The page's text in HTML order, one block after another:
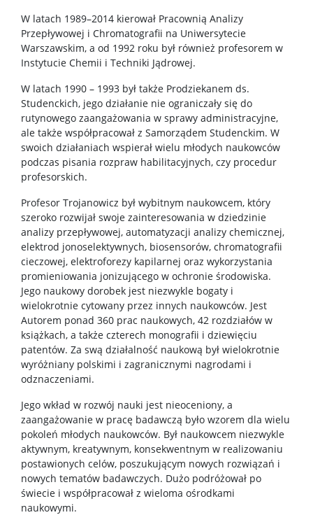
W latach 1989–2014 kierował Pracownią Analizy
Przepływowej i Chromatografii na Uniwersytecie
Warszawskim, a od 1992 roku był również profesorem w
Instytucie Chemii i Techniki Jądrowej.
W latach 1990 – 1993 był także Prodziekanem ds.
Studenckich, jego działanie nie ograniczały się do
rutynowego zaangażowania w sprawy administracyjne,
ale także współpracował z Samorządem Studenckim. W
swoich działaniach wspierał wielu młodych naukowców
podczas pisania rozpraw habilitacyjnych, czy procedur
profesorskich.
Profesor Trojanowicz był wybitnym naukowcem, który
szeroko rozwijał swoje zainteresowania w dziedzinie
analizy przepływowej, automatyzacji analizy chemicznej,
elektrod jonoselektywnych, biosensorów, chromatografii
cieczowej, elektroforezy kapilarnej oraz wykorzystania
promieniowania jonizującego w ochronie środowiska.
Jego naukowy dorobek jest niezwykle bogaty i
wielokrotnie cytowany przez innych naukowców. Jest
Autorem ponad 360 prac naukowych, 42 rozdziałów w
książkach, a także czterech monografii i dziewięciu
patentów. Za swą działalność naukową był wielokrotnie
wyróżniany polskimi i zagranicznymi nagrodami i
odznaczeniami.
Jego wkład w rozwój nauki jest nieoceniony, a
zaangażowanie w pracę badawczą było wzorem dla wielu
pokoleń młodych naukowców. Był naukowcem niezwykle
aktywnym, kreatywnym, konsekwentnym w realizowaniu
postawionych celów, poszukującym nowych rozwiązań i
nowych tematów badawczych. Dużo podróżował po
świecie i współpracował z wieloma ośrodkami
naukowymi.